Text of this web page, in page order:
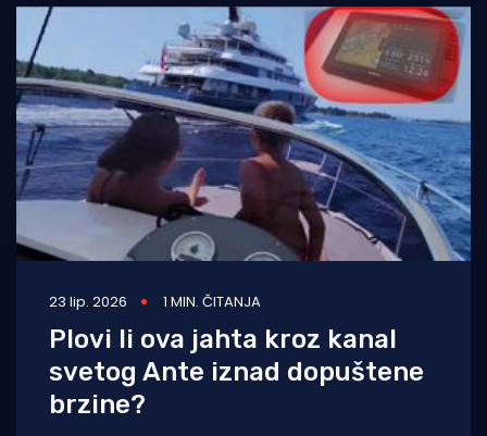
23 lip. 2026 1 MIN. ČITANJA
Plovi li ova jahta kroz kanal
svetog Ante iznad dopuštene
brzine?